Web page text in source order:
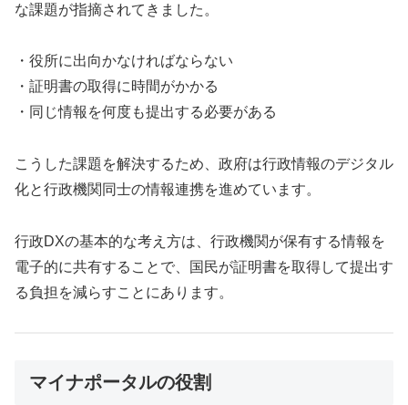
な課題が指摘されてきました。
・役所に出向かなければならない
・証明書の取得に時間がかかる
・同じ情報を何度も提出する必要がある
こうした課題を解決するため、政府は行政情報のデジタル
化と行政機関同士の情報連携を進めています。
行政DXの基本的な考え方は、行政機関が保有する情報を
電子的に共有することで、国民が証明書を取得して提出す
る負担を減らすことにあります。
マイナポータルの役割